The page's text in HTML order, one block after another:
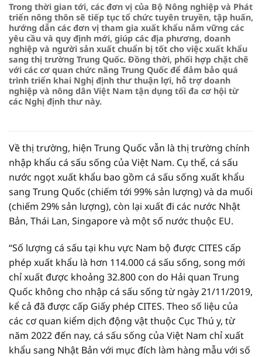
Trong thời gian tới, các đơn vị của Bộ Nông nghiệp và Phát
triển nông thôn sẽ tiếp tục tổ chức tuyên truyền, tập huấn,
hướng dẫn các đơn vị tham gia xuất khẩu nắm vững các
yêu cầu và quy định mới, giúp các địa phương, doanh
nghiệp và người sản xuất chuẩn bị tốt cho việc xuất khẩu
sang thị trường Trung Quốc. Đồng thời, phối hợp chặt chẽ
với các cơ quan chức năng Trung Quốc để đảm bảo quá
trình triển khai Nghị định thư thuận lợi, hỗ trợ doanh
nghiệp và nông dân Việt Nam tận dụng tối đa cơ hội từ
các Nghị định thư này.
Về thị trường, hiện Trung Quốc vẫn là thị trường chính
nhập khẩu cá sấu sống của Việt Nam. Cụ thể, cá sấu
nước ngọt xuất khẩu bao gồm cá sấu sống xuất khẩu
sang Trung Quốc (chiếm tới 99% sản lượng) và da muối
(chiếm 29% sản lượng), còn lại xuất đi các nước Nhật
Bản, Thái Lan, Singapore và một số nước thuộc EU.
“Số lượng cá sấu tại khu vực Nam bộ được CITES cấp
phép xuất khẩu là hơn 114.000 cá sấu sống, song mới
chỉ xuất được khoảng 32.800 con do Hải quan Trung
Quốc không cho nhập cá sấu sống từ ngày 21/11/2019,
kể cả đã được cấp Giấy phép CITES. Theo số liệu của
các cơ quan kiểm dịch động vật thuộc Cục Thú y, từ
năm 2022 đến nay, cá sấu sống của Việt Nam chỉ xuất
khẩu sang Nhật Bản với mục đích làm hàng mẫu với số